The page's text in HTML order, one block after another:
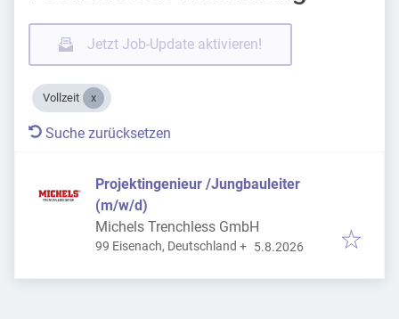
Jetzt Job-Update aktivieren!
Vollzeit
Suche zurücksetzen
Projektingenieur /Jungbauleiter
(m/w/d)
Michels Trenchless GmbH
99 Eisenach, Deutschland + Veröffentlicht
5.8.2026